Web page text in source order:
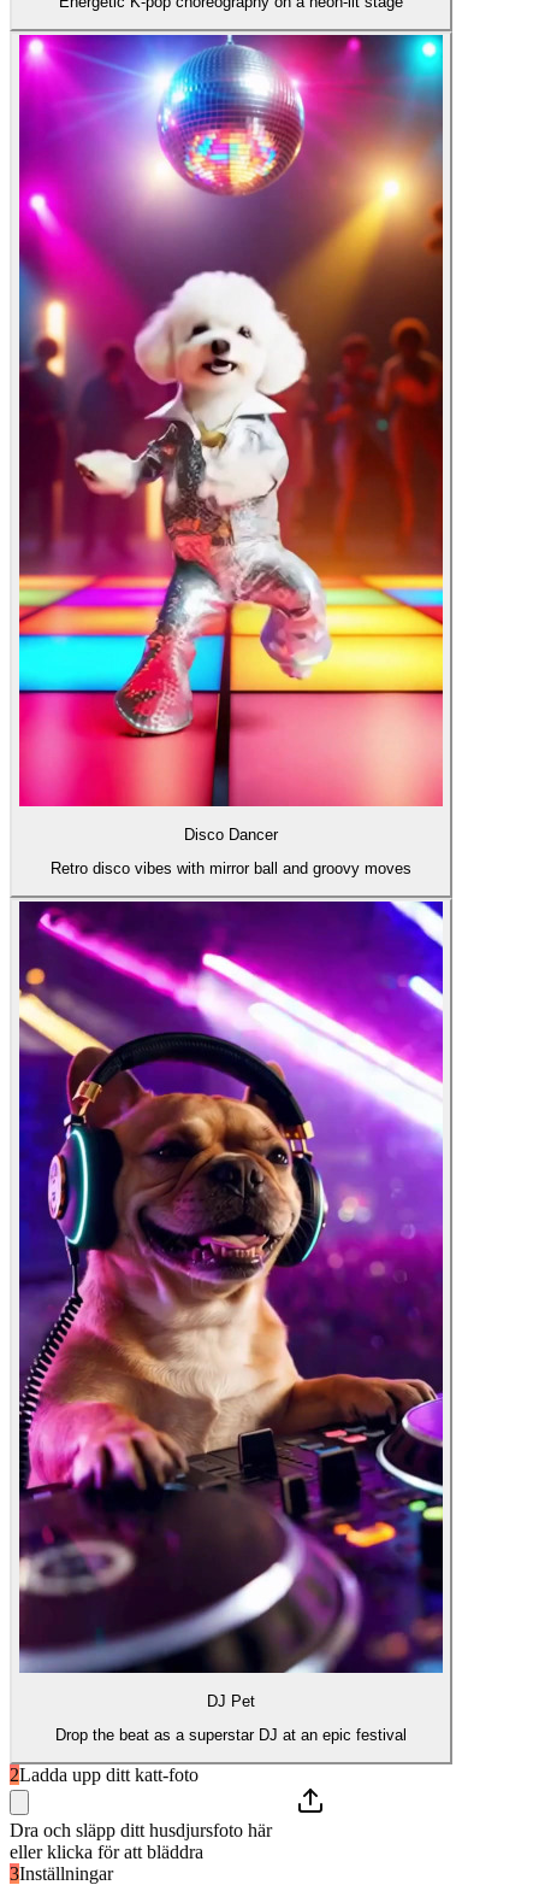
Disco Dancer
Retro disco vibes with mirror ball and groovy moves
DJ Pet
Drop the beat as a superstar DJ at an epic festival
2Ladda upp ditt katt-foto
Dra och släpp ditt husdjursfoto här
eller klicka för att bläddra
3Inställningar